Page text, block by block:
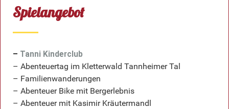
Spielangebot
– Tanni Kinderclub
– Abenteuertag im Kletterwald Tannheimer Tal
– Familienwanderungen
– Abenteuer Bike mit Bergerlebnis
– Abenteuer mit Kasimir Kräutermandl